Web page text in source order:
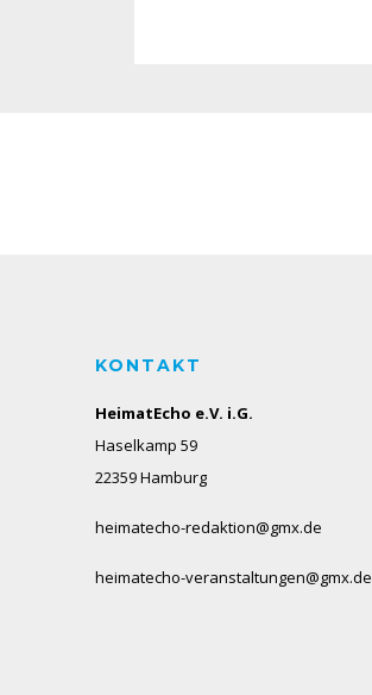
KONTAKT
HeimatEcho e.V. i.G.
Haselkamp 59
22359 Hamburg
heimatecho-redaktion@gmx.de
heimatecho-veranstaltungen@gmx.de